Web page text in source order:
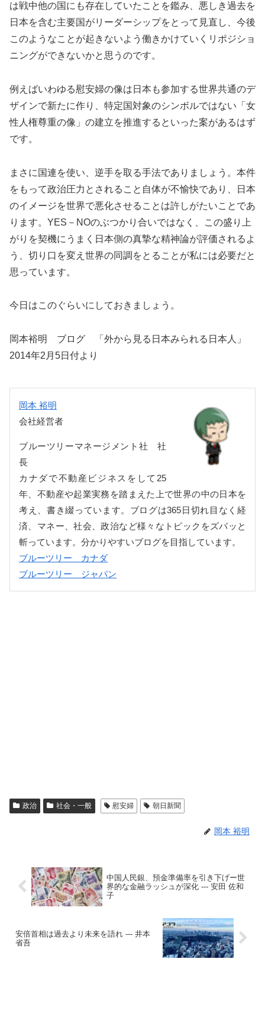
は戦中他の国にも存在していたことを鑑み、悪しき過去を
日本を含む主要国がリーダーシップをとって見直し、今後
このようなことが起きないよう働きかけていくリポジショ
ニングができないかと思うのです。
例えばいわゆる慰安婦の像は日本も参加する世界共通のデ
ザインで新たに作り、特定国対象のシンボルではない「女
性人権尊重の像」の建立を推進するといった案があるはず
です。
まさに国連を使い、逆手を取る手法でありましょう。本件
をもって政治圧力とされること自体が不愉快であり、日本
のイメージを世界で悪化させることは許しがたいことであ
ります。YES－NOのぶつかり合いではなく、この盛り上
がりを契機にうまく日本側の真摯な精神論が評価されるよ
う、切り口を変え世界の同調をとることが私には必要だと
思っています。
今日はこのぐらいにしておきましょう。
岡本裕明 ブログ 「外から見る日本みられる日本人」
2014年2月5日付より
岡本 裕明
会社経営者
ブルーツリーマネージメント社 社
長
カナダで不動産ビジネスをして25
年、不動産や起業実務を踏まえた上で世界の中の日本を
考え、書き綴っています。ブログは365日切れ目なく経
済、マネー、社会、政治など様々なトピックをズバッと
斬っています。分かりやすいブログを目指しています。
ブルーツリー カナダ
ブルーツリー ジャパン
政治 社会・一般 慰安婦 朝日新聞
岡本 裕明
中国人民銀、預金準備率を引き下げー世
界的な金融ラッシュが深化 --- 安田 佐和
子
安倍首相は過去より未来を語れ --- 井本
省吾